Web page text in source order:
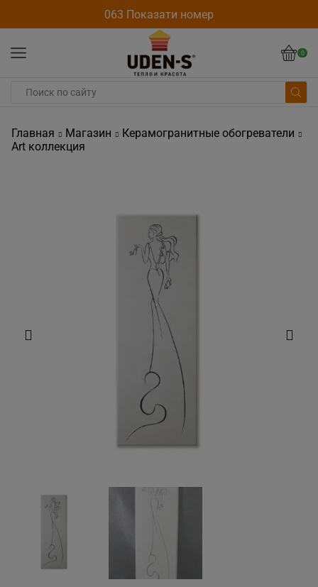
063 Показати номер
0
Главная Магазин
Керамогранитные обогреватели
Art коллекция